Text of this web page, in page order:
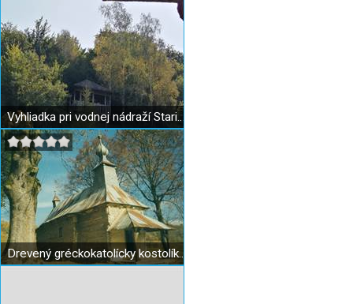
Vyhliadka pri vodnej nádraží Starina
Drevený gréckokatolícky kostolík v Jalovej